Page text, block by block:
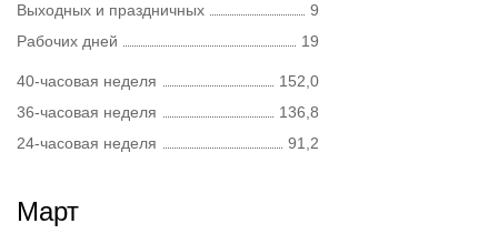
Выходных и праздничных
9
Рабочих дней
19
40-часовая неделя
152,0
36-часовая неделя
136,8
24-часовая неделя
91,2
Март